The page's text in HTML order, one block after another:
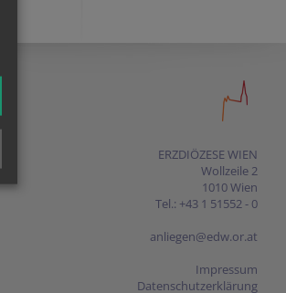
ERZDIÖZESE WIEN
Wollzeile 2
1010 Wien
Tel.: +43 1 51552 - 0
anliegen@edw.or.at
Impressum
Datenschutzerklärung